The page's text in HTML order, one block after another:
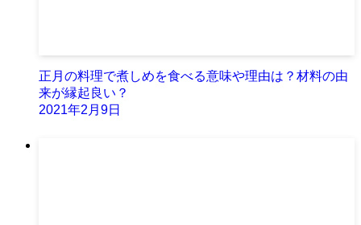
正月の料理で煮しめを食べる意味や理由は？材料の由
来が縁起良い？
2021年2月9日